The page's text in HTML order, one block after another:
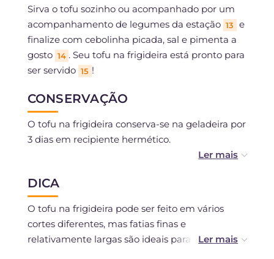
Sirva o tofu sozinho ou acompanhado por um
acompanhamento de legumes da estação 13
e
finalize com cebolinha picada, sal e pimenta a
gosto 14 . Seu tofu na frigideira está pronto para
ser servido 15 !
CONSERVAÇÃO
O tofu na frigideira conserva-se na geladeira por
3 dias em recipiente hermético.
DICA
O tofu na frigideira pode ser feito em vários
cortes diferentes, mas fatias finas e
relativamente largas são ideais para obter um